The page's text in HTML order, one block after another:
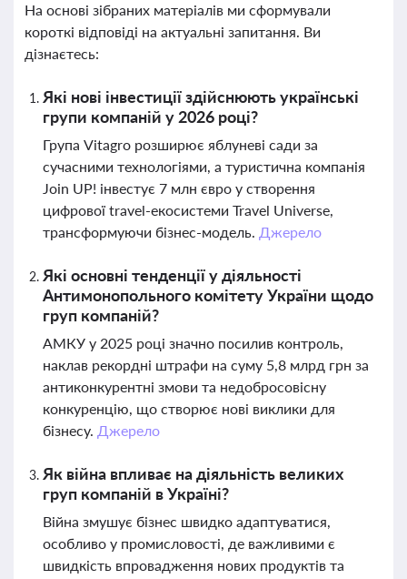
На основі зібраних матеріалів ми сформували
короткі відповіді на актуальні запитання. Ви
дізнаєтесь:
Які нові інвестиції здійснюють українські
групи компаній у 2026 році?
Група Vitagro розширює яблуневі сади за
сучасними технологіями, а туристична компанія
Join UP! інвестує 7 млн євро у створення
цифрової travel-екосистеми Travel Universe,
трансформуючи бізнес-модель. Джерело
Які основні тенденції у діяльності
Антимонопольного комітету України щодо
груп компаній?
АМКУ у 2025 році значно посилив контроль,
наклав рекордні штрафи на суму 5,8 млрд грн за
антиконкурентні змови та недобросовісну
конкуренцію, що створює нові виклики для
бізнесу. Джерело
Як війна впливає на діяльність великих
груп компаній в Україні?
Війна змушує бізнес швидко адаптуватися,
особливо у промисловості, де важливими є
швидкість впровадження нових продуктів та